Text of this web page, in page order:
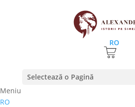
RO
Selectează o Pagină
Meniu
RO
ROCAT 15 –
versus Razvan